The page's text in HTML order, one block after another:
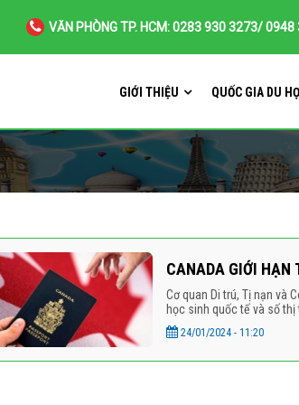
VĂN PHÒNG TP. HCM: 0283 930 3273/
GIỚI THIỆU QUỐC GIA DU
CANADA GIỚI HẠN
Cơ quan Di trú, Tị nạn và
học sinh quốc tế và số
24/01/2024 - 11:20